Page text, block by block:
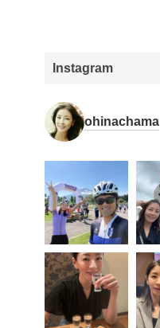
Instagram
ohinachama